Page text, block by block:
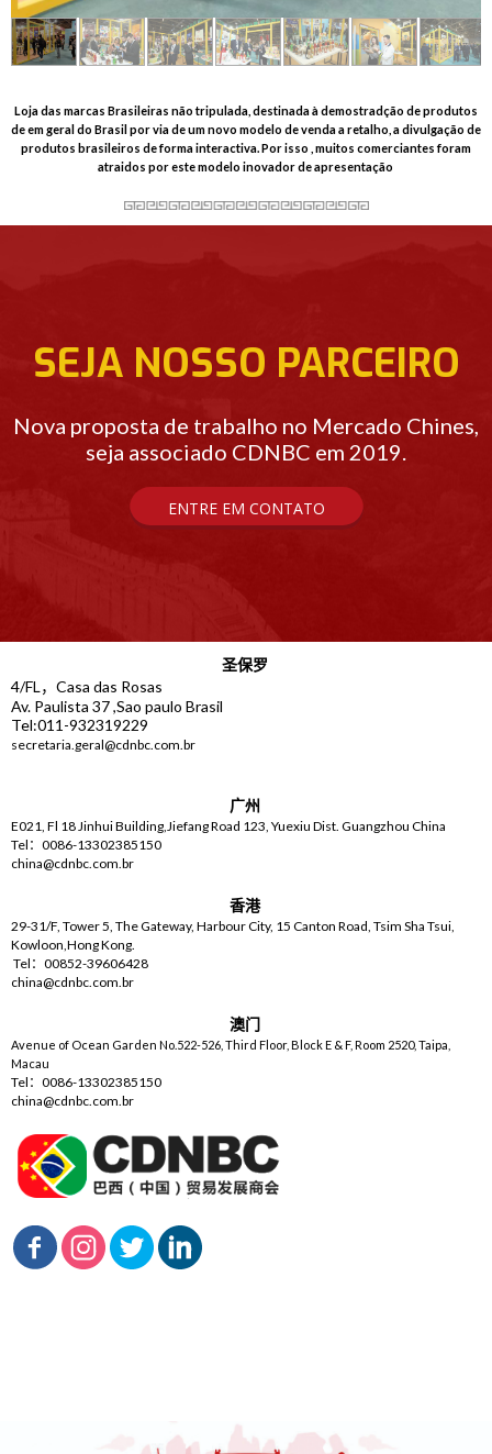
Loja das marcas Brasileiras não tripulada, destinada à demostradção de produtos
de em geral do Brasil por via de um novo modelo de venda a retalho, a divulgação de
produtos brasileiros de forma interactiva. Por isso , muitos comerciantes foram
atraidos por este modelo inovador de apresentação
SEJA NOSSO PARCEIRO
Nova proposta de trabalho no Mercado Chines,
seja associado CDNBC em 2019.
ENTRE EM CONTATO
圣保罗
4/FL，Casa das Rosas
Av. Paulista 37 ,Sao paulo Brasil
Tel:011-932319229
secretaria.geral@cdnbc.com.br
广州
E021, Fl 18 Jinhui Building,Jiefang Road 123, Yuexiu Dist. Guangzhou China
Tel：0086-13302385150
china@cdnbc.com.br
香港
29-31/F, Tower 5, The Gateway, Harbour City, 15 Canton Road, Tsim Sha Tsui,
Kowloon,Hong Kong.
Tel：00852-39606428
china@cdnbc.com.br
澳门
Avenue of Ocean Garden No.522-526, Third Floor, Block E & F, Room 2520, Taipa,
Macau
Tel：0086-13302385150
china@cdnbc.com.br